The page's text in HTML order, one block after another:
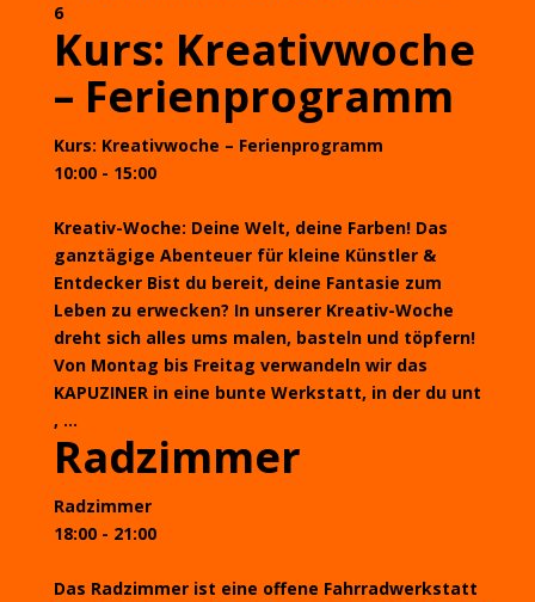
6
Kurs: Kreativwoche
– Ferienprogramm
Kurs: Kreativwoche – Ferienprogramm
10:00 - 15:00
Kreativ-Woche: Deine Welt, deine Farben! Das
ganztägige Abenteuer für kleine Künstler &
Entdecker Bist du bereit, deine Fantasie zum
Leben zu erwecken? In unserer Kreativ-Woche
dreht sich alles ums malen, basteln und töpfern!
Von Montag bis Freitag verwandeln wir das
KAPUZINER in eine bunte Werkstatt, in der du unt
, ...
Radzimmer
Radzimmer
18:00 - 21:00
Das Radzimmer ist eine offene Fahrradwerkstatt